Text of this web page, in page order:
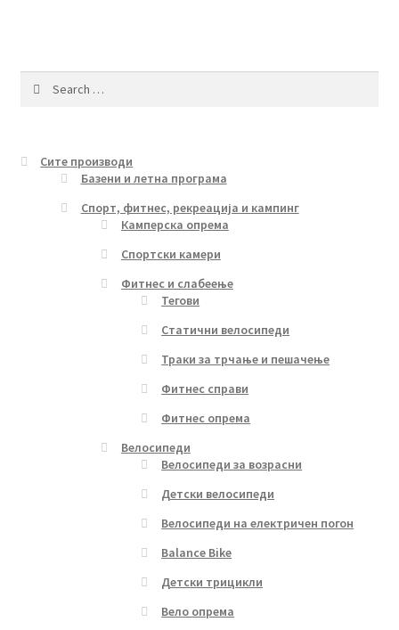
Сите производи
Базени и летна програма
Спорт, фитнес, рекреација и кампинг
Камперска опрема
Спортски камери
Фитнес и слабеење
Тегови
Статични велосипеди
Траки за трчање и пешачење
Фитнес справи
Фитнес опрема
Велосипеди
Велосипеди за возрасни
Детски велосипеди
Велосипеди на електричен погон
Balance Bike
Детски трицикли
Вело опрема